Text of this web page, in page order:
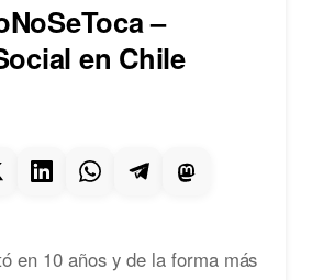
–
en Chile
en 10 años y de la forma más